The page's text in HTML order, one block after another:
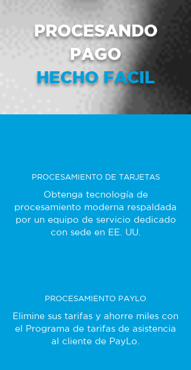
PROCESANDO
PAGO
HECHO FACIL
PROCESAMIENTO DE TARJETAS
Obtenga tecnología de
procesamiento moderna respaldada
por un equipo de servicio dedicado
con sede en EE. UU.
PROCESAMIENTO PAYLO
Elimine sus tarifas y ahorre miles con
el Programa de tarifas de asistencia
al cliente de PayLo.